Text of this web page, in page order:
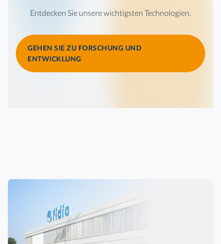
Entdecken Sie unsere wichtigsten Technologien.
GEHEN SIE ZU FORSCHUNG UND
ENTWICKLUNG